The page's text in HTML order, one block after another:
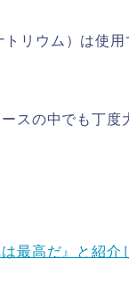
リウム）は使
スの中でも丁度
最高だ』と紹介